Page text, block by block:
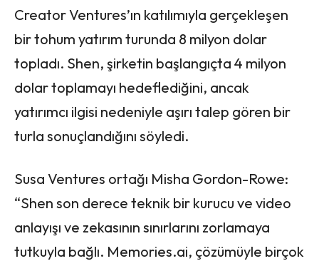
Creator Ventures’ın katılımıyla gerçekleşen
bir tohum yatırım turunda 8 milyon dolar
topladı. Shen, şirketin başlangıçta 4 milyon
dolar toplamayı hedeflediğini, ancak
yatırımcı ilgisi nedeniyle aşırı talep gören bir
turla sonuçlandığını söyledi.
Susa Ventures ortağı Misha Gordon-Rowe:
“Shen son derece teknik bir kurucu ve video
anlayışı ve zekasının sınırlarını zorlamaya
tutkuyla bağlı. Memories.ai, çözümüyle birçok